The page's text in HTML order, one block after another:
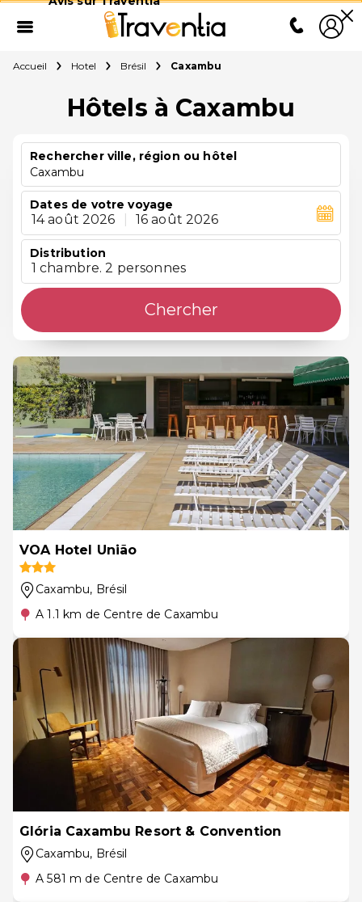
Accueil Hotel Brésil Caxambu
Hôtels à Caxambu
Rechercher ville, région ou hôtel
Caxambu
Dates de votre voyage
14 août 2026 16 août 2026
Distribution
1 chambre. 2 personnes
Chercher
VOA Hotel União
Caxambu, Brésil
A 1.1 km de Centre de Caxambu
Glória Caxambu Resort & Convention
Caxambu, Brésil
A 581 m de Centre de Caxambu